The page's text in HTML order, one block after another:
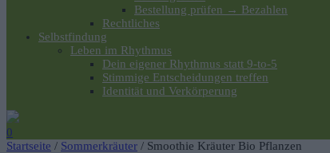
Bestellung prüfen → Bezahlen
Rechtliches
Selbstfindung
Leben im Rhythmus
Dein eigener Rhythmus statt 9-to-5
Stimmige Entscheidungen treffen
Identität und Verkörperung
0
Startseite / Sommerkräuter / Smoothie Kräuter Bio Pflanzen